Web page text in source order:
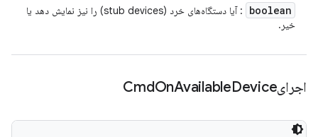
boolean
: آیا دستگاه‌های خرد (stub devices) را نیز نمایش دهد یا
خیر.
اجرایCmd OnAvailableDevice